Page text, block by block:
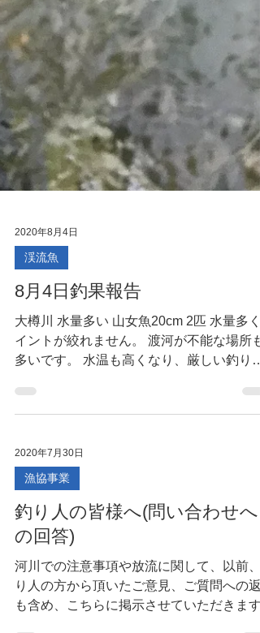
2020年8月4日
渓流魚
8月4日釣果報告
イントが絞れません。 渡河が不能な場所も
多いです。 水温も高くなり、厳しい釣りに
2020年7月30日
漁協事業
釣り人の皆様へ(問い合わせへ
の回答)